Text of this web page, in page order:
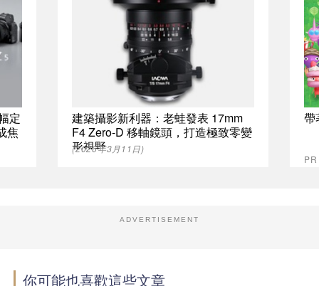
定
焦
建築攝影新利器：老蛙發表 17mm
F4 Zero-D 移軸鏡頭，打造極致零變
形視野
(2026年3月11日)
帶
ADVERTISEMENT
你可能也喜歡這些文章